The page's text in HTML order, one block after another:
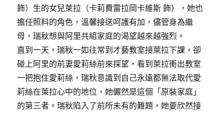
飾）生的女兒萊拉（卡莉費雷拉岡卡維斯 飾），她也
擔任照料的角色，溫馨接送呵護有加，儘管身為繼
母，瑞秋想與阿里共組家庭的渴望越來越強烈。
直到一天，瑞秋一如往常到才藝教室接萊拉下課，卻
碰上阿里的前妻愛莉絲前來探望，看到萊拉衝出教室
一把抱住愛莉絲，瑞秋意識到自己永遠都無法取代愛
莉絲在萊拉心中的地位，她儼然是這個「原裝家庭」
的第三者。瑞秋陷入了前所未有的難題，她要欣然接